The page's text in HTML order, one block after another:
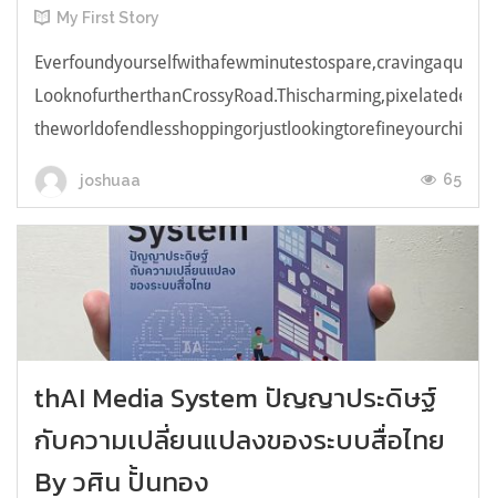
My First Story
joshuaa 65
thAI Media System ปัญญาประดิษฐ์
กับความเปลี่ยนแปลงของระบบสื่อไทย
By วศิน ปั้นทอง